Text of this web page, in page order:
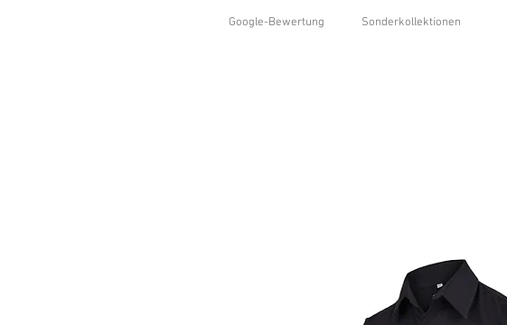
Google-Bewertung Sonderkollektionen